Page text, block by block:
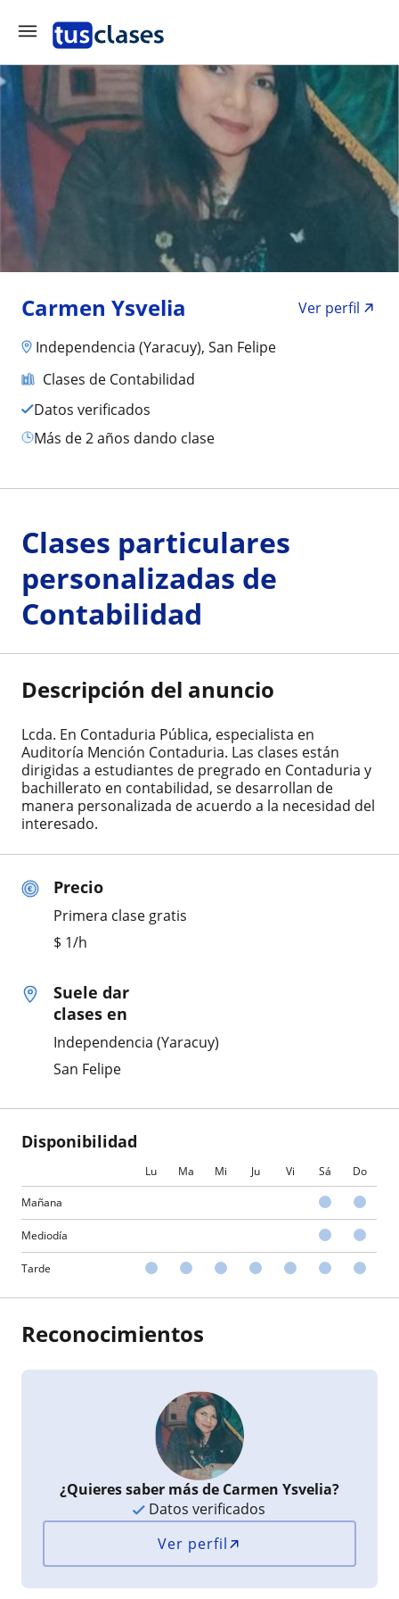
Carmen Ysvelia
Ver perfil
Independencia (Yaracuy), San Felipe
Clases de Contabilidad
Datos verificados
más de 2 años dando clase
Precio
Primera clase gratis
$ 1/h
Suele dar
clases en
Independencia (Yaracuy)
San Felipe
Disponibilidad
Lu Ma Mi Ju Vi Sá Do
Mañana
Mediodía
Tarde
Clases particulares
personalizadas de
Contabilidad
Descripción del anuncio
Lcda. En Contaduria Pública, especialista en
Auditoría Mención Contaduria. Las clases están
dirigidas a estudiantes de pregrado en Contaduria y
bachillerato en contabilidad, se desarrollan de
manera personalizada de acuerdo a la necesidad del
interesado.
Reconocimientos
¿Quieres saber más de Carmen Ysvelia?
Datos verificados
Ver perfil